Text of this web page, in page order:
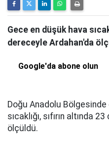
Gece en düşük hava
dereceyle Ardahan'da
Google'da abone olun
Doğu Anadolu
sıcaklığı, sıfırın altında
ölçüldü.